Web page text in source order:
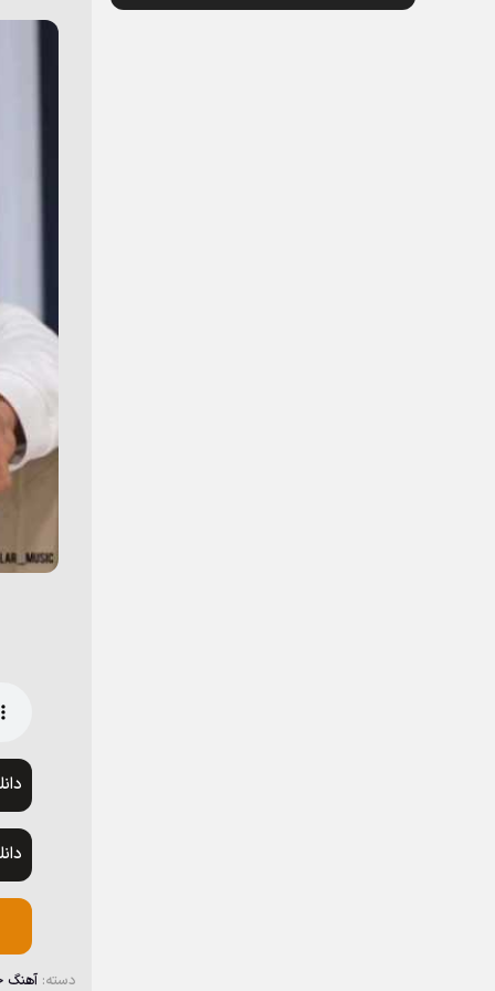
دسته:آهنگ